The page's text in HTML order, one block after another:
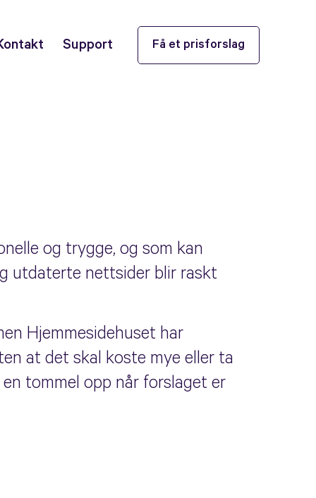
Få et prisforslag
Support
og trygge, og som kan
utdaterte nettsider blir raskt
Hjemmesidehuset har
at det skal koste mye eller ta
tommel opp når forslaget er